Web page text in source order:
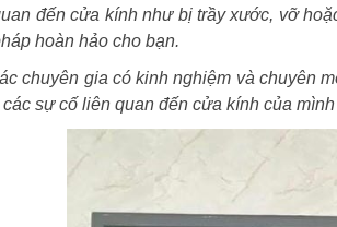
đến cửa kính như bị trầy xước, vỡ
hoàn hảo cho bạn.
chuyên gia có kinh nghiệm và chuyên
sự cố liên quan đến cửa kính của